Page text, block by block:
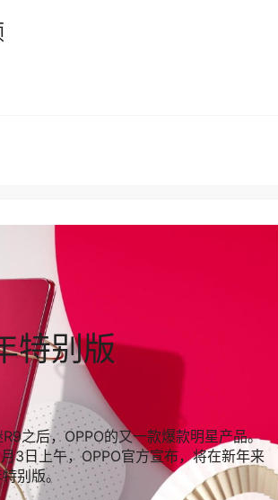
特别版
之后，OPPO的又一款爆款明星产品。
3日上午，OPPO官方宣布，将在新年来
别版。